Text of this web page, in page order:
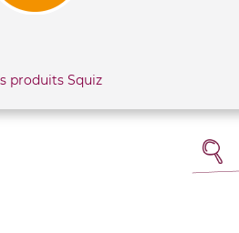
produits Squiz